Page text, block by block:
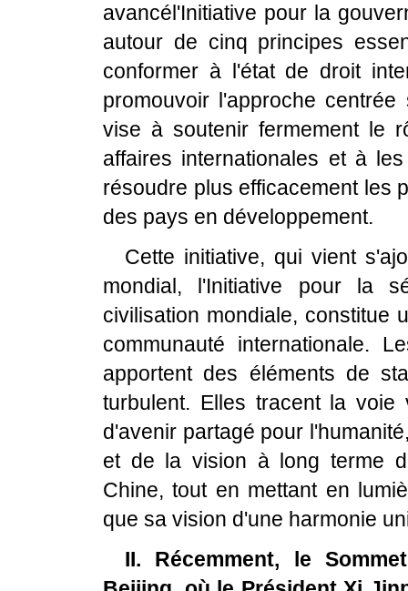
avancél'Initiative pour la
autour de cinq principes
conformer à l'état de droit
promouvoir l'approche
vise à soutenir fermement le
affaires internationales et à
résoudre plus efficacement les
des pays en développement.
Cette initiative, qui vient
mondial, l'Initiative pour la
civilisation mondiale, constitue
communauté internationale.
apportent des éléments de
turbulent. Elles tracent la voie
d'avenir partagé pour
et de la vision à long terme
Chine, tout en mettant en
que sa vision d'une harmonie
II. Récemment, le